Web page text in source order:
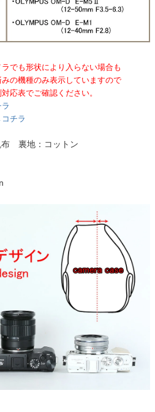
でも形状により入らない場合も
の機種のみ表示していますので
応表でご確認ください。
チラ
布 裏地：コットン